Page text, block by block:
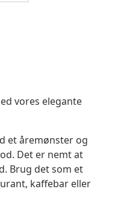
vores elegante
et åremønster og
Det er nemt at
Brug det som et
kaffebar eller